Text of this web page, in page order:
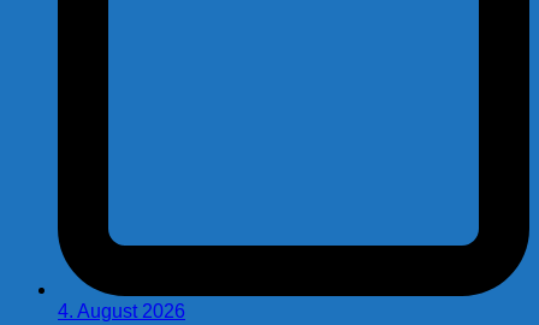
4. August 2026